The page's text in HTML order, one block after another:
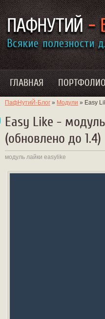
ГЛАВНАЯ ПОРТФОЛИО
ПафНутиЙ-Блог » Модули » Easy
Easy Like -
(обновлено до 1.4)
модуль лайки easylike